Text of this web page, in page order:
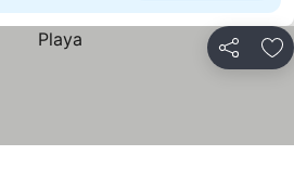
Compartir